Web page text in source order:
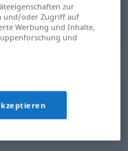
zur
und/oder Zugriff auf
Werbung und Inhalte,
und